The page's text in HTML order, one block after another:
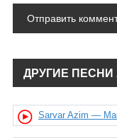
ДРУГИЕ ПЕСНИ
Sarvar Azim —